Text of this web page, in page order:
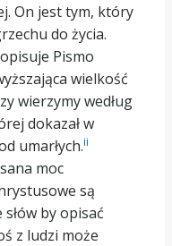
On jest tym, który
do życia.
Pismo
wielkość
wierzymy według
dokazał w
umarłych.ii
moc
są
by opisać
z ludzi może